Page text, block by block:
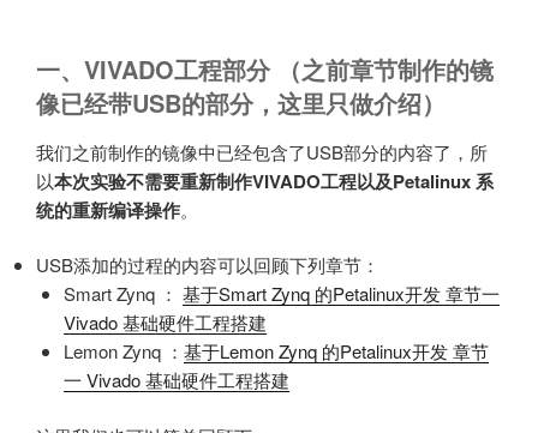
一、VIVADO工程部分
（之前章节制作的镜
像已经带USB的部分，这里只做介绍）
我们之前制作的镜像中已经包含了USB部分的内容了，所
以本次实验不需要重新制作VIVADO工程以及Petalinux 系
统的重新编译操作。
USB添加的过程的内容可以回顾下列章节：
Smart Zynq ： 基于Smart Zynq 的Petalinux开发 章节一
Vivado 基础硬件工程搭建
Lemon Zynq ： 基于Lemon Zynq 的Petalinux开发 章节
一 Vivado 基础硬件工程搭建